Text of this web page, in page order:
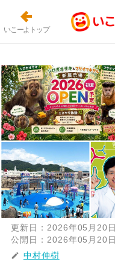
いこーよトップ
更新日： 2026年05月20日
公開日： 2026年05月20日
中村伸樹